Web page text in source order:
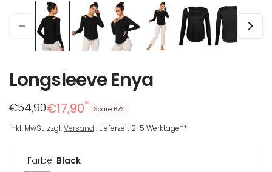
Longsleeve Enya
Regulärer
Preis
€54,90
Reduzierter
Preis
€17,90* Spare 67%
inkl. MwSt. zzgl.Versand . Lieferzeit 2-5 Werktage**
Farbe: Black